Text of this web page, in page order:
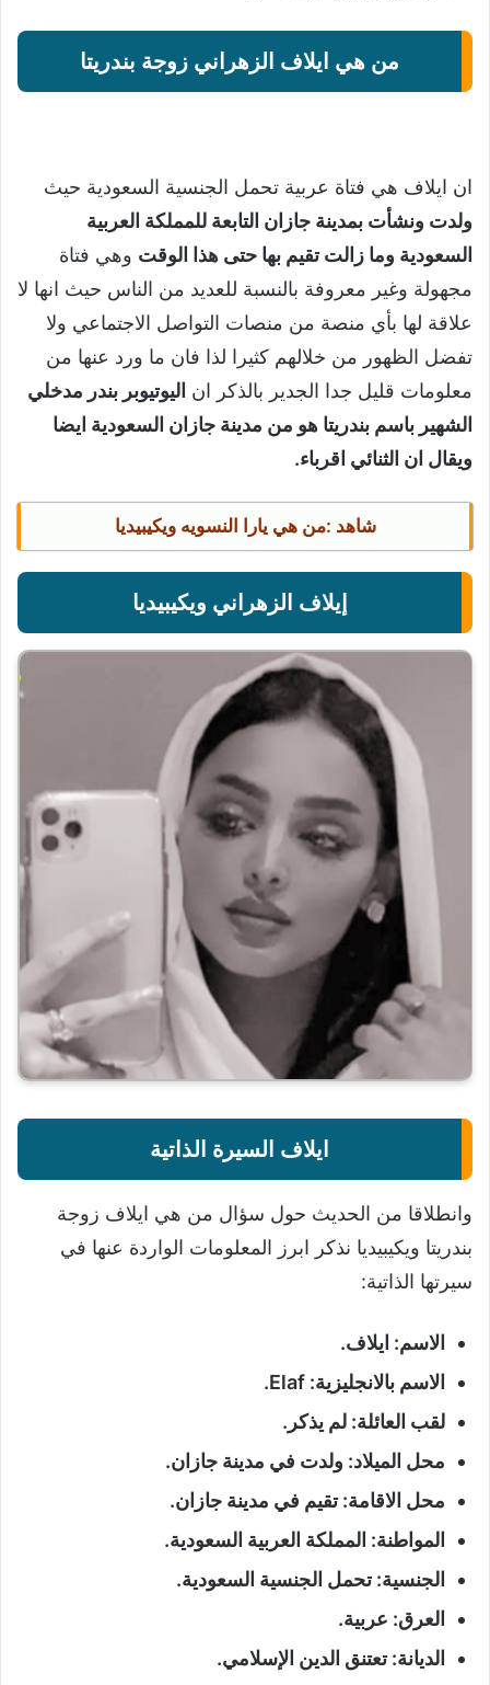
من هي ايلاف الزهراني زوجة بندريتا
ان ايلاف هي فتاة عربية تحمل الجنسية السعودية حيث
ولدت ونشأت بمدينة جازان التابعة للمملكة العربية
السعودية وما زالت تقيم بها حتى هذا الوقت وهي فتاة
مجهولة وغير معروفة بالنسبة للعديد من الناس حيث انها لا
علاقة لها بأي منصة من منصات التواصل الاجتماعي ولا
تفضل الظهور من خلالهم كثيرا لذا فان ما ورد عنها من
معلومات قليل جدا الجدير بالذكر ان اليوتيوبر بندر مدخلي
الشهير باسم بندريتا هو من مدينة جازان السعودية ايضا
ويقال ان الثنائي اقرباء.
شاهد :من هي يارا النسويه ويكيبيديا
إيلاف الزهراني ويكيبيديا
ايلاف السيرة الذاتية
وانطلاقا من الحديث حول سؤال من هي ايلاف زوجة
بندريتا ويكيبيديا نذكر ابرز المعلومات الواردة عنها في
سيرتها الذاتية:
الاسم: ايلاف.
الاسم بالانجليزية: Elaf.
لقب العائلة: لم يذكر.
محل الميلاد: ولدت في مدينة جازان.
محل الاقامة: تقيم في مدينة جازان.
المواطنة: المملكة العربية السعودية.
الجنسية: تحمل الجنسية السعودية.
العرق: عربية.
الديانة: تعتنق الدين الإسلامي.